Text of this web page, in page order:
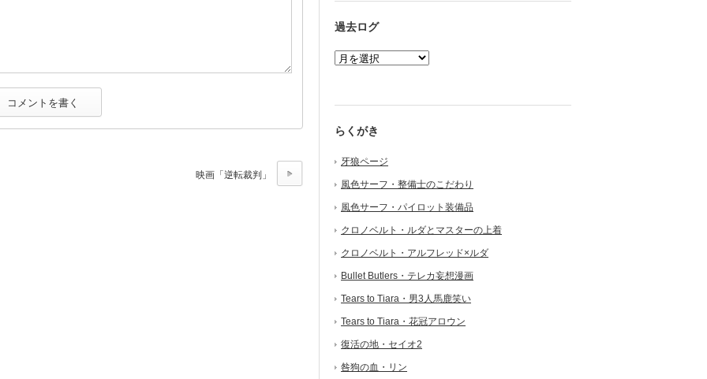
映画「逆転裁判」
過去ログ
らくがき
牙狼ページ
風色サーフ・整備士のこだわり
風色サーフ・パイロット装備品
クロノベルト・ルダとマスターの上着
クロノベルト・アルフレッド×ルダ
Bullet Butlers・テレカ妄想漫画
Tears to Tiara・男3人馬鹿笑い
Tears to Tiara・花冠アロウン
復活の地・セイオ2
咎狗の血・リン